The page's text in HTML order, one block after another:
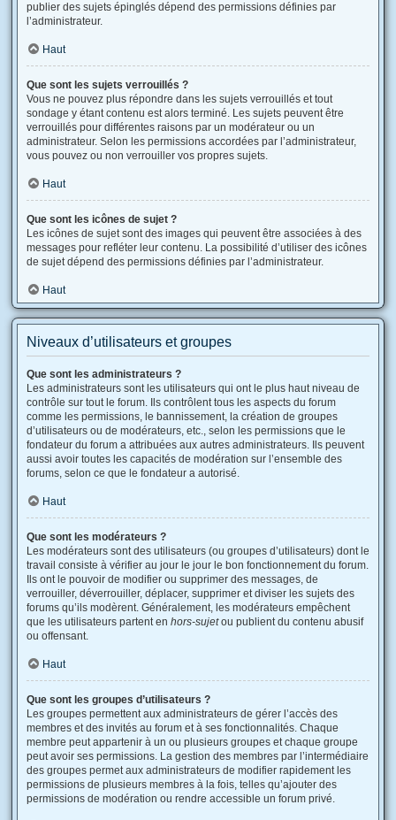
publier des sujets épinglés dépend des permissions définies par
l’administrateur.
Haut
Que sont les sujets verrouillés ?
Vous ne pouvez plus répondre dans les sujets verrouillés et tout
sondage y étant contenu est alors terminé. Les sujets peuvent être
verrouillés pour différentes raisons par un modérateur ou un
administrateur. Selon les permissions accordées par l’administrateur,
vous pouvez ou non verrouiller vos propres sujets.
Haut
Que sont les icônes de sujet ?
Les icônes de sujet sont des images qui peuvent être associées à des
messages pour refléter leur contenu. La possibilité d’utiliser des icônes
de sujet dépend des permissions définies par l’administrateur.
Haut
Niveaux d’utilisateurs et groupes
Que sont les administrateurs ?
Les administrateurs sont les utilisateurs qui ont le plus haut niveau de
contrôle sur tout le forum. Ils contrôlent tous les aspects du forum
comme les permissions, le bannissement, la création de groupes
d’utilisateurs ou de modérateurs, etc., selon les permissions que le
fondateur du forum a attribuées aux autres administrateurs. Ils peuvent
aussi avoir toutes les capacités de modération sur l’ensemble des
forums, selon ce que le fondateur a autorisé.
Haut
Que sont les modérateurs ?
Les modérateurs sont des utilisateurs (ou groupes d’utilisateurs) dont le
travail consiste à vérifier au jour le jour le bon fonctionnement du forum.
Ils ont le pouvoir de modifier ou supprimer des messages, de
verrouiller, déverrouiller, déplacer, supprimer et diviser les sujets des
forums qu’ils modèrent. Généralement, les modérateurs empêchent
que les utilisateurs partent en hors-sujetou publient du contenu abusif
ou offensant.
Haut
Que sont les groupes d’utilisateurs ?
Les groupes permettent aux administrateurs de gérer l’accès des
membres et des invités au forum et à ses fonctionnalités. Chaque
membre peut appartenir à un ou plusieurs groupes et chaque groupe
peut avoir ses permissions. La gestion des membres par l’intermédiaire
des groupes permet aux administrateurs de modifier rapidement les
permissions de plusieurs membres à la fois, telles qu’ajouter des
permissions de modération ou rendre accessible un forum privé.